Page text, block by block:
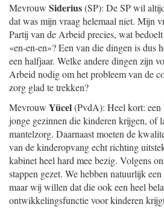
Mevrouw Siderius(SP): De SP wil
dat was mijn vraag helemaal niet. Mijn
Partij van de Arbeid precies, wat
«en-en-en»? Een van die dingen is dus
een halfjaar. Welke andere dingen zijn
Arbeid nodig om het probleem van de
zorg glad te trekken?
Mevrouw Yücel(PvdA): Heel kort: een
jonge gezinnen die kinderen krijgen, of
mantelzorg. Daarnaast moeten de
van de kinderopvang echt richting
kabinet heel hard mee bezig. Volgens
stappen gezet. We hebben natuurlijk
maar wij willen dat die ook een heel
ontwikkelingsfunctie voor kinderen